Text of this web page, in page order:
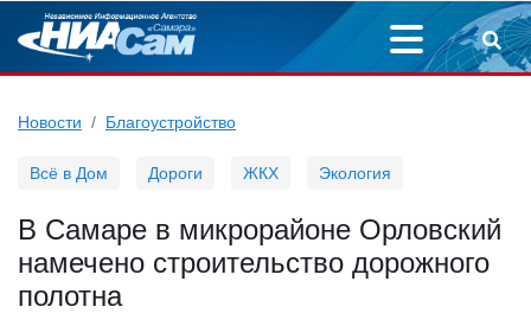
Новости Благоустройство
Всё в Дом Дороги ЖКХ Экология
В Самаре в микрорайоне Орловский
намечено строительство дорожного
полотна